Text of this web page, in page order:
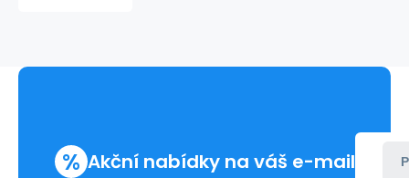
% Akční nabídky na váš e-mail